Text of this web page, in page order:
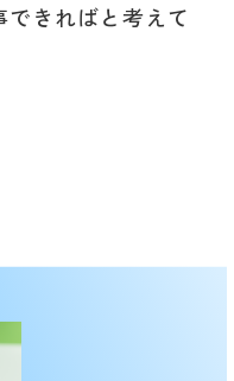
きればと考えて